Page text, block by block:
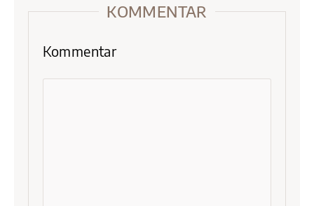
KOMMENTAR
Kommentar